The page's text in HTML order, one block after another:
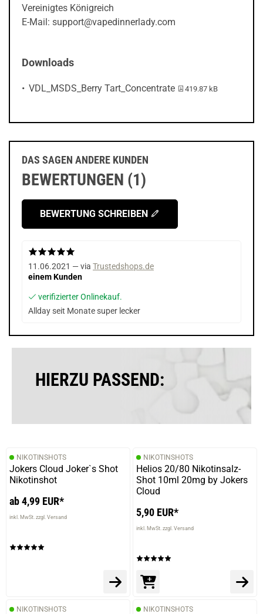
Vereinigtes Königreich
E-Mail: support@vapedinnerlady.com
Downloads
VDL_MSDS_Berry Tart_Concentrate PDF-Datei:
419.87 kB
DAS SAGEN ANDERE KUNDEN
BEWERTUNGEN (1)
BEWERTUNG SCHREIBEN
11.06.2021 — via Trustedshops.de
einem Kunden
verifizierter Onlinekauf.
Allday seit Monate super lecker
HIERZU PASSEND:
NIKOTINSHOTS
Jokers Cloud Joker`s Shot
Nikotinshot
ab 4,99 EUR*
inkl. MwSt. zzgl. Versand
NIKOTINSHOTS
Helios 20/80 Nikotinsalz-
Shot 10ml 20mg by Jokers
Cloud
5,90 EUR*
inkl. MwSt. zzgl. Versand
NIKOTINSHOTS NIKOTINSHOTS